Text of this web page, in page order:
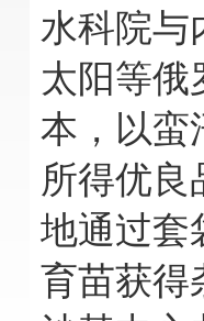
水科院与
太阳等俄
本 ，以蛮
所得优良
地通过套
育苗获得